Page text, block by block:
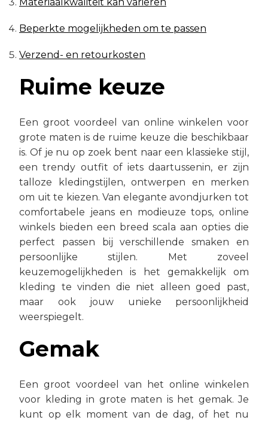
Beperkte mogelijkheden om te passen
Verzend- en retourkosten
Ruime keuze
Een groot voordeel van online winkelen voor
grote maten is de ruime keuze die beschikbaar
is. Of je nu op zoek bent naar een klassieke stijl,
een trendy outfit of iets daartussenin, er zijn
talloze kledingstijlen, ontwerpen en merken
om uit te kiezen. Van elegante avondjurken tot
comfortabele jeans en modieuze tops, online
winkels bieden een breed scala aan opties die
perfect passen bij verschillende smaken en
persoonlijke stijlen. Met zoveel
keuzemogelijkheden is het gemakkelijk om
kleding te vinden die niet alleen goed past,
maar ook jouw unieke persoonlijkheid
weerspiegelt.
Gemak
Een groot voordeel van het online winkelen
voor kleding in grote maten is het gemak. Je
kunt op elk moment van de dag, of het nu